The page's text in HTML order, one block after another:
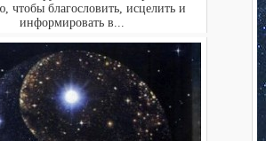
чтобы благословить, исцелить и
информировать в...